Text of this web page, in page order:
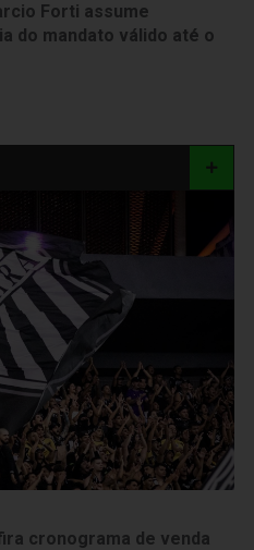
Forti assume
do mandato válido até o
cronograma de venda